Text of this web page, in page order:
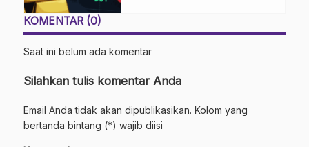
KOMENTAR (0)
Saat ini belum ada komentar
Silahkan tulis komentar Anda
Email Anda tidak akan dipublikasikan. Kolom yang
bertanda bintang (*) wajib diisi